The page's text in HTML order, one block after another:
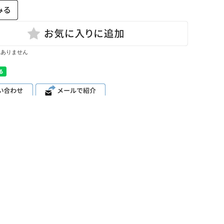
りません